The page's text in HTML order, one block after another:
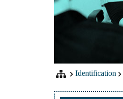
Identification